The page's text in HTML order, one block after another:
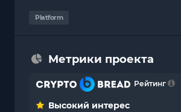
Platform
Метрики проекта
Рейтинг
Высокий интерес